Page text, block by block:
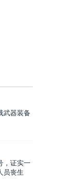
武器装备
，证实一
员丧生